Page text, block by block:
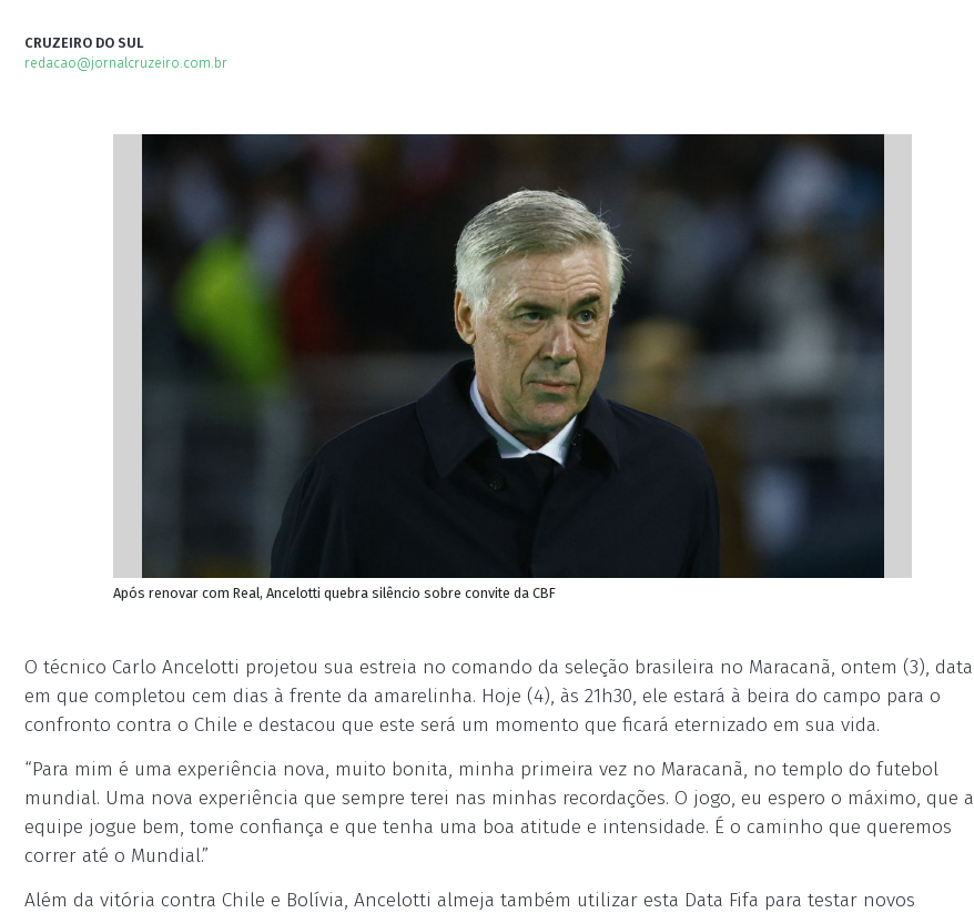
CRUZEIRO DO SUL
redacao@jornalcruzeiro.com.br
Após renovar com Real, Ancelotti quebra silêncio sobre convite da CBF
O técnico Carlo Ancelotti projetou sua estreia no comando da seleção brasileira no Maracanã, ontem (3), data
em que completou cem dias à frente da amarelinha. Hoje (4), às 21h30, ele estará à beira do campo para o
confronto contra o Chile e destacou que este será um momento que ficará eternizado em sua vida.
“Para mim é uma experiência nova, muito bonita, minha primeira vez no Maracanã, no templo do futebol
mundial. Uma nova experiência que sempre terei nas minhas recordações. O jogo, eu espero o máximo, que a
equipe jogue bem, tome confiança e que tenha uma boa atitude e intensidade. É o caminho que queremos
correr até o Mundial.”
Além da vitória contra Chile e Bolívia, Ancelotti almeja também utilizar esta Data Fifa para testar novos